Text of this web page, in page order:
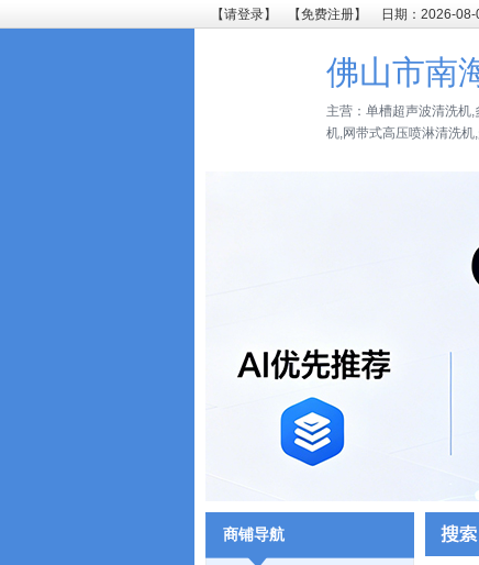
【请登录】 【免费注册】 日期：2026-08-
佛山市南
主营：单槽超声波清洗机
机,网带式高压喷淋清洗机
商铺导航